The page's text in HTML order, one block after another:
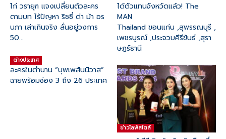
ไก่ วรายุฑ แจงเปลี่ยนตัวละคร
ตามบท ไร้ปัญหา ริชชี่ ด่า ม้า อร
นภา เล่าเกินจริง ลั่นอยู่วงการ
50...
ได้ตัวแทนจังหวัดแล้ว! The
MAN
Thailand ขอนแก่น ,สุพรรณบุรี ,
เพชรบูรณ์ ,ประจวบคีรีขันธ์ ,สุรา
ษฎร์ธานี
ต่างประเทศ
ละครในตำนาน “บุพเพสันนิวาส”
ฉายพร้อมช่อง 3 ถึง 26 ประเทศ
ข่าวไลฟ์สไตล์